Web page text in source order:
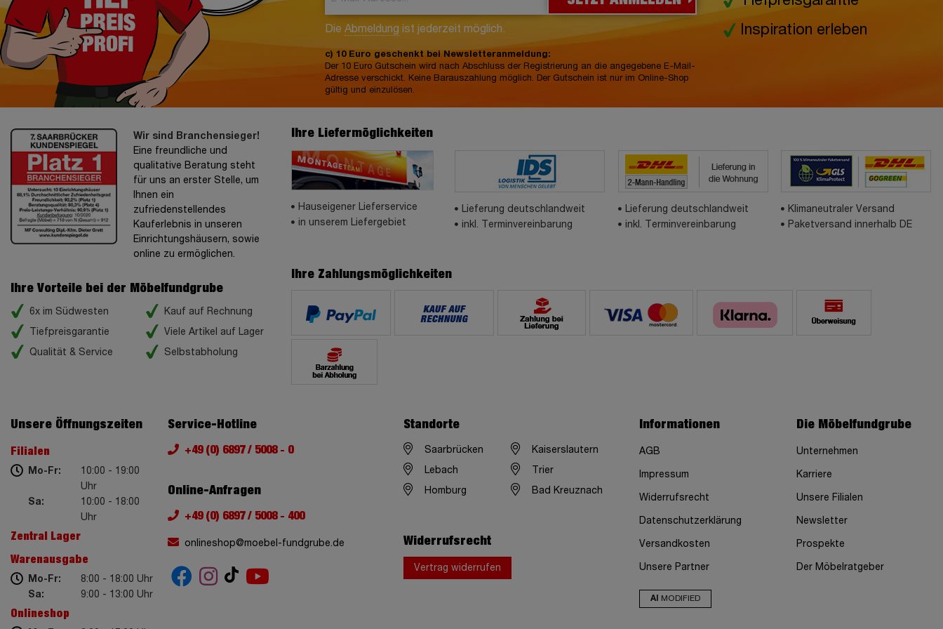
Die Abmeldung ist jederzeit möglich.
c) 10 Euro geschenkt bei Newsletteranmeldung:
Der 10 Euro Gutschein wird nach Abschluss der Registrierung an die angegebene E-Mail-
Adresse verschickt. Keine Barauszahlung möglich. Der Gutschein ist nur im Online-Shop
gültig und einzulösen.
Inspiration erleben
Wir sind Branchensieger!
Eine freundliche und
qualitative Beratung steht
für uns an erster Stelle, um
Ihnen ein
zufriedenstellendes
Kauferlebnis in unseren
Einrichtungshäusern, sowie
online zu ermöglichen.
Ihre Vorteile bei der Möbelfundgrube
6x im Südwesten
Tiefpreisgarantie
Qualität & Service
Kauf auf Rechnung
Viele Artikel auf Lager
Selbstabholung
Ihre Liefermöglichkeiten
Hauseigener Lieferservice
in unserem Liefergebiet
Lieferung deutschlandweit
inkl. Terminvereinbarung
Lieferung deutschlandweit
inkl. Terminvereinbarung
Klimaneutraler Versand
Paketversand innerhalb DE
Ihre Zahlungsmöglichkeiten
Unsere Öffnungszeiten
Filialen
Mo-Fr:
10:00 - 19:00
Uhr
Sa:
10:00 - 18:00
Uhr
Zentral Lager
Warenausgabe
Mo-Fr:
8:00 - 18:00 Uhr
Sa:
9:00 - 13:00 Uhr
Onlineshop
Service-Hotline
+49 (0) 6897 / 5008 - 0
Online-Anfragen
+49 (0) 6897 / 5008 - 400
onlineshop@moebel-fundgrube.de
Standorte
Saarbrücken Kaiserslautern
Lebach Trier
Homburg Bad Kreuznach
Widerrufsrecht
Vertrag widerrufen
Informationen
AGB
Impressum
Widerrufsrecht
Datenschutzerklärung
Versandkosten
Unsere Partner
AI MODIFIED
Die Möbelfundgrube
Unternehmen
Karriere
Unsere Filialen
Newsletter
Prospekte
Der Möbelratgeber